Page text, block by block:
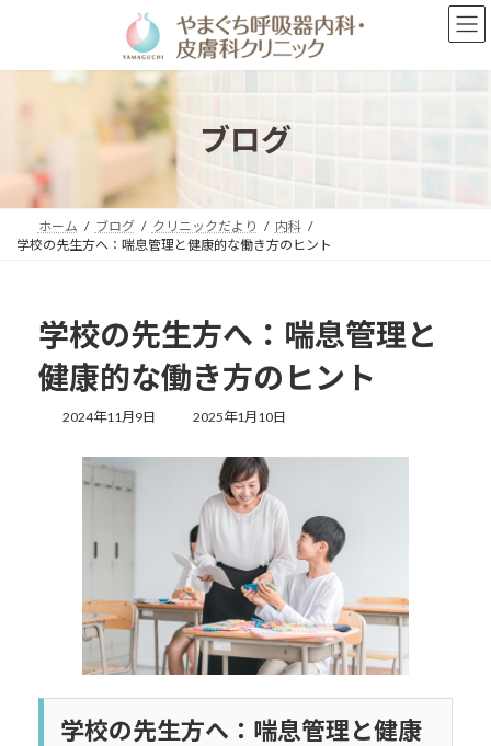
ン
プ
ー
動
ブログ
ホーム ブログ クリニックだより
内科
学校の先生方へ：喘息管理と健康的な働き方のヒント
学校の先生方へ：喘息管理と
健康的な働き方のヒント
2024年11月9日
最
更
時
:
2025年1月10日
学校の先生方へ：喘息管理と健康